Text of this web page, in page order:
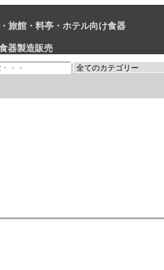
旅館・料亭・ホテル向け食器
器製造販売
・旅館・料亭・ホテル等業務用卸販売
しゃれでかわいい和食器・洋食器はま